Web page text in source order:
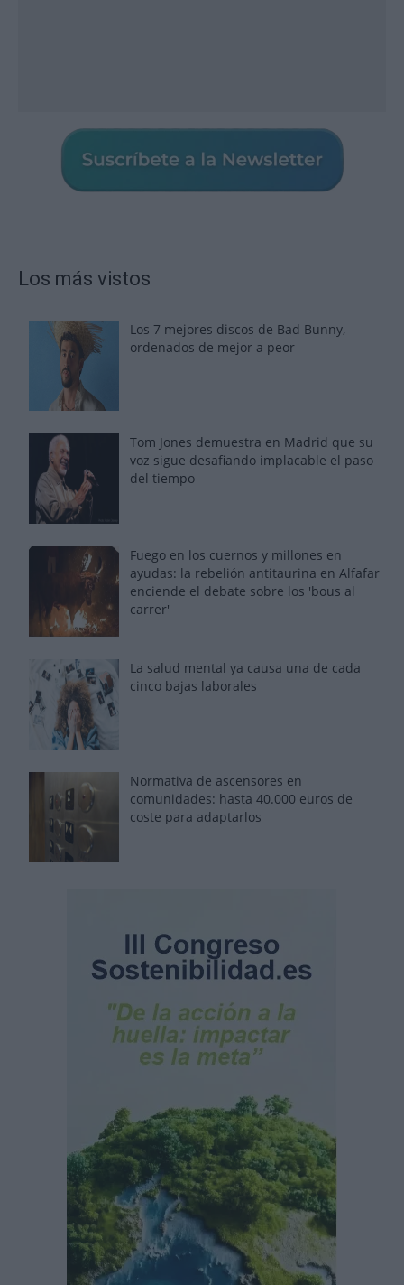
Los más vistos
Los 7 mejores discos de Bad Bunny,
ordenados de mejor a peor
Tom Jones demuestra en Madrid que su
voz sigue desafiando implacable el paso
del tiempo
Fuego en los cuernos y millones en
ayudas: la rebelión antitaurina en Alfafar
enciende el debate sobre los 'bous al
carrer'
La salud mental ya causa una de cada
cinco bajas laborales
Normativa de ascensores en
comunidades: hasta 40.000 euros de
coste para adaptarlos